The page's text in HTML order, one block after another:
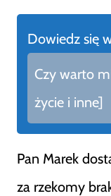
Dowiedz się
Czy warto
życie i inne]
Pan Marek
za rzekomy